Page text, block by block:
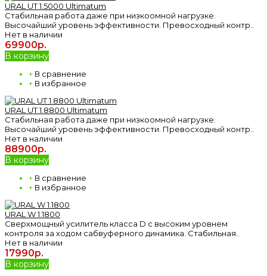
URAL UT 1.5000 Ultimatum
Стабильная работа даже при низкоомной нагрузке.
Высочайший уровень эффективности. Превосходный контр..
Нет в наличии
69900р.
В корзину
+ В сравнение
+ В избранное
URAL UT 1.8800 Ultimatum
Стабильная работа даже при низкоомной нагрузке.
Высочайший уровень эффективности. Превосходный контр..
Нет в наличии
88900р.
В корзину
+ В сравнение
+ В избранное
URAL W 1.1800
Сверхмощный усилитель класса D с высоким уровнем
контроля за ходом сабвуферного динамика. Стабильная..
Нет в наличии
17990р.
В корзину